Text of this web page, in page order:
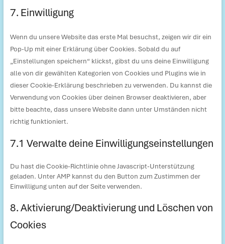
7. Einwilligung
Wenn du unsere Website das erste Mal besuchst, zeigen wir dir ein
Pop-Up mit einer Erklärung über Cookies. Sobald du auf
„Einstellungen speichern“ klickst, gibst du uns deine Einwilligung
alle von dir gewählten Kategorien von Cookies und Plugins wie in
dieser Cookie-Erklärung beschrieben zu verwenden. Du kannst die
Verwendung von Cookies über deinen Browser deaktivieren, aber
bitte beachte, dass unsere Website dann unter Umständen nicht
richtig funktioniert.
7.1 Verwalte deine Einwilligungseinstellungen
Du hast die Cookie-Richtlinie ohne Javascript-Unterstützung
geladen. Unter AMP kannst du den Button zum Zustimmen der
Einwilligung unten auf der Seite verwenden.
8. Aktivierung/Deaktivierung und Löschen von
Cookies